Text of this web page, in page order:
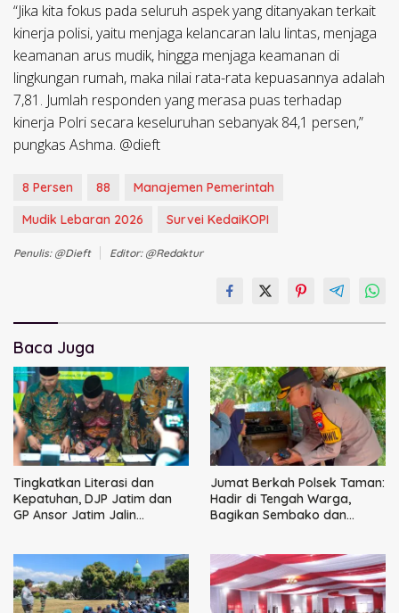
“Jika kita fokus pada seluruh aspek yang ditanyakan terkait
kinerja polisi, yaitu menjaga kelancaran lalu lintas, menjaga
keamanan arus mudik, hingga menjaga keamanan di
lingkungan rumah, maka nilai rata-rata kepuasannya adalah
7,81. Jumlah responden yang merasa puas terhadap
kinerja Polri secara keseluruhan sebanyak 84,1 persen,”
pungkas Ashma. @dieft
8 Persen 88
Manajemen Pemerintah
Mudik Lebaran 2026
Survei KedaiKOPI
Penulis: @dieft Editor: @redaktur
Baca Juga
Tingkatkan Literasi dan
Kepatuhan, DJP Jatim dan
GP Ansor Jatim Jalin
Jumat Berkah Polsek Taman:
Hadir di Tengah Warga,
Bagikan Sembako dan